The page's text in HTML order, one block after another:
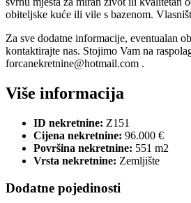
obiteljske kuće ili vile s bazenom.
Za sve dodatne informacije, eventualan
kontaktirajte nas. Stojimo Vam na
forcanekretnine@hotmail.com .
Više informacija
ID nekretnine: Z151
Cijena nekretnine: 96.000 €
Površina nekretnine: 551 m2
Vrsta nekretnine: Zemljište
Dodatne pojedinosti